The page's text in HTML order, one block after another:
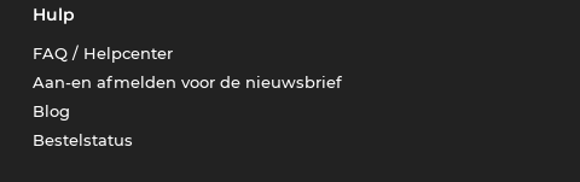
Hulp
FAQ / Helpcenter
Aan-en afmelden voor de nieuwsbrief
Blog
Bestelstatus